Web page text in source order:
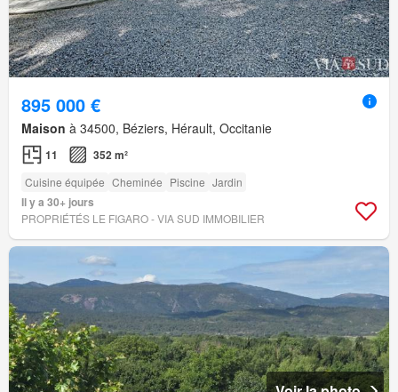
895 000 €
Maison à 34500, Béziers, Hérault, Occitanie
11 352 m²
Cuisine équipée Cheminée Piscine Jardin
Il y a 30+ jours
PROPRIÉTÉS LE FIGARO - VIA SUD IMMOBILIER